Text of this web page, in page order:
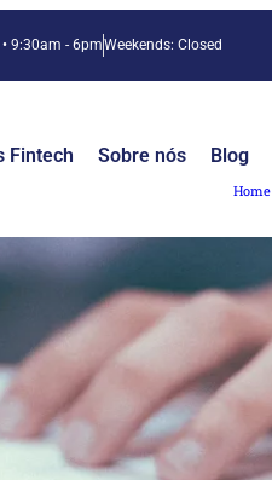
• 9:30am - 6pmWeekends: Closed
Fintech Sobre nós Blog
Home